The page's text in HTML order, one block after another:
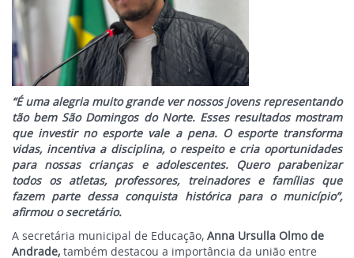
“É uma alegria muito grande ver nossos jovens representando
tão bem São Domingos do Norte. Esses resultados mostram
que investir no esporte vale a pena. O esporte transforma
vidas, incentiva a disciplina, o respeito e cria oportunidades
para nossas crianças e adolescentes. Quero parabenizar
todos os atletas, professores, treinadores e famílias que
fazem parte dessa conquista histórica para o município”,
afirmou o secretário.
A secretária municipal de Educação, Anna Ursulla Olmo de
Andrade, também destacou a importância da união entre